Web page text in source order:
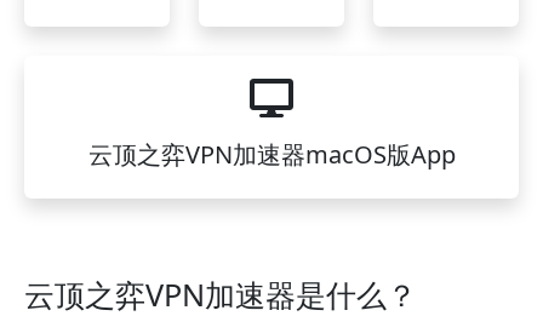
云顶之弈VPN加速器macOS版App
云顶之弈VPN加速器是什么？